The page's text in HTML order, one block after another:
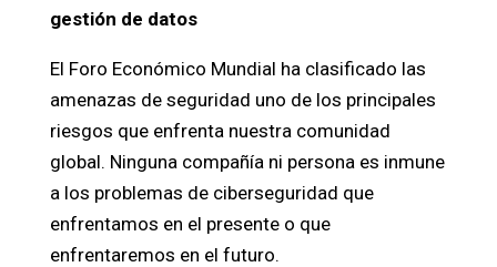
gestión de datos
El Foro Económico Mundial ha clasificado las
amenazas de seguridad uno de los principales
riesgos que enfrenta nuestra comunidad
global. Ninguna compañía ni persona es inmune
a los problemas de ciberseguridad que
enfrentamos en el presente o que
enfrentaremos en el futuro.